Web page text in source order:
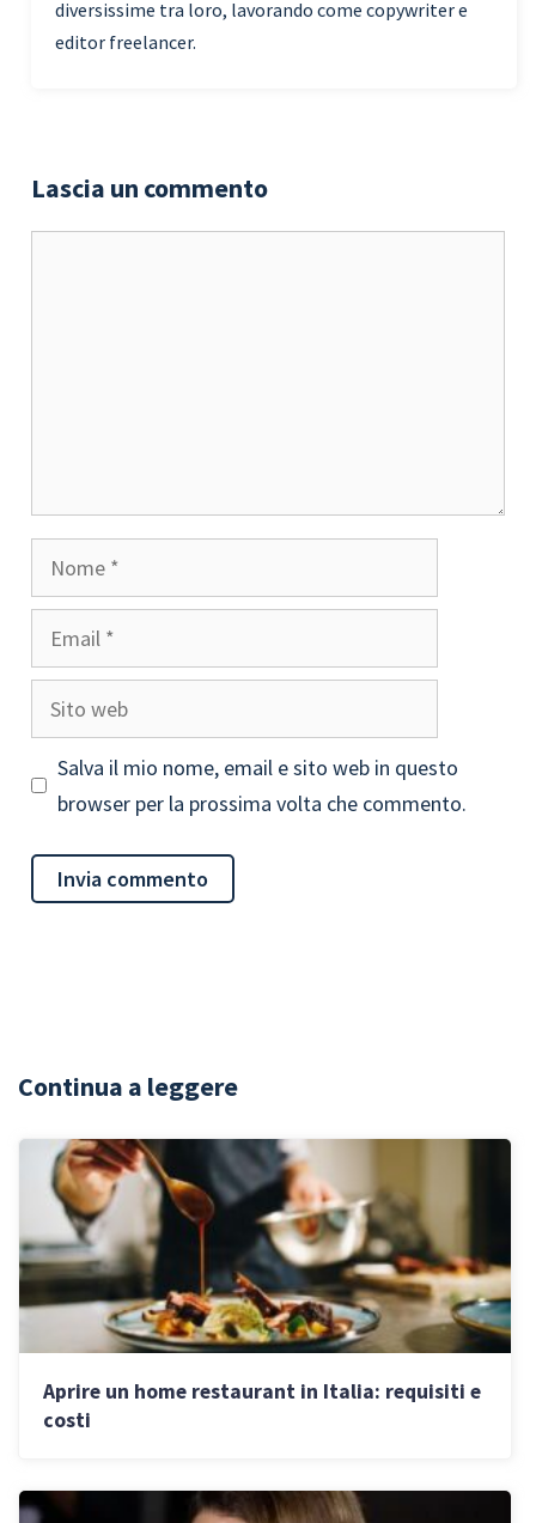
diversissime tra loro, lavorando come copywriter e
editor freelancer.
Lascia un commento
Sito
web
Salva il mio nome, email e sito web in questo
browser per la prossima volta che commento.
Continua a leggere
Aprire un home restaurant in Italia: requisiti e
costi